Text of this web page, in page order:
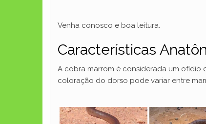
Venha conosco e boa leitura.
Características
A cobra marrom é considerada um ofídio
coloração do dorso pode variar entre